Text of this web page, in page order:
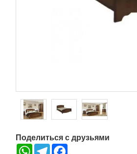
Поделиться с друзьями
WhatsAppTelegram